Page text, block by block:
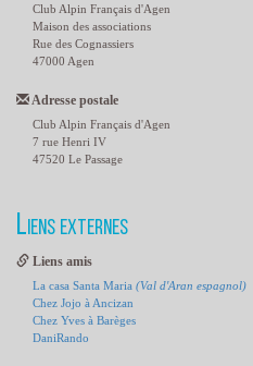
Club Alpin Français d'Agen
Maison des associations
Rue des Cognassiers
47000 Agen
Adresse postale
Club Alpin Français d'Agen
7 rue Henri IV
47520 Le Passage
Liens externes
Liens amis
La casa Santa Maria (Val d'Aran espagnol)
Chez Jojo à Ancizan
Chez Yves à Barèges
DaniRando